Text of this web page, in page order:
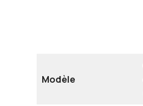
Modèle